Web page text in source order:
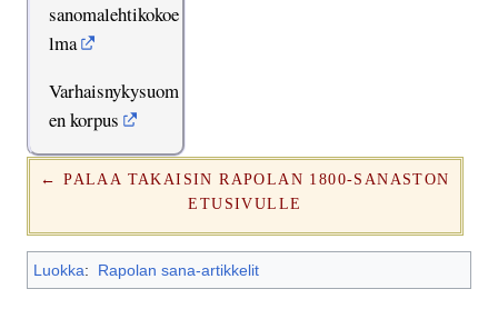
sanomalehtikokoe
lma
Varhaisnykysuom
en korpus
← PALAA TAKAISIN RAPOLAN 1800-SANASTON
ETUSIVULLE
Luokka: Rapolan sana-artikkelit